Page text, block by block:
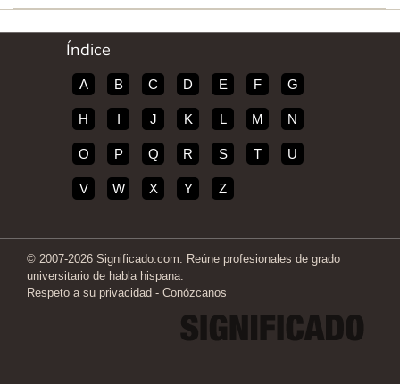
Índice
A B C D E F G
H I J K L M N
O P Q R S T U
V W X Y Z
© 2007-2026 Significado.com. Reúne profesionales de grado
universitario de habla hispana.
Respeto a su privacidad - Conózcanos